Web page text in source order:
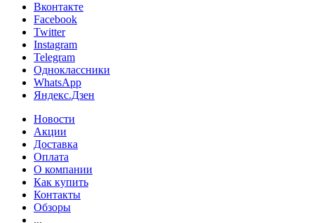
Вконтакте
Facebook
Twitter
Instagram
Telegram
Одноклассники
WhatsApp
Яндекс.Дзен
Новости
Акции
Доставка
Оплата
О компании
Как купить
Контакты
Обзоры
...